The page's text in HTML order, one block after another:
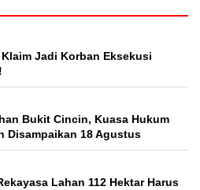
Jadi Korban Eksekusi
Bukit Cincin, Kuasa Hukum
Disampaikan 18 Agustus
Lahan 112 Hektar Harus